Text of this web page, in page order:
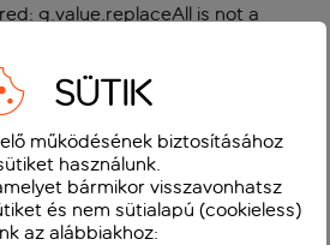
g.value.replaceAll is not a
SÜTIK
működésének biztosításához
használunk.
bármikor visszavonhatsz
és nem sütialapú (cookieless)
az alábbiakhoz: